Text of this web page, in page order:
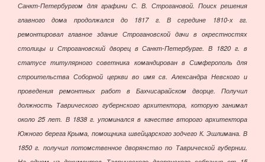
Санкт-Петербургом для графини С. В. Строгановой. Поиск решения
главного дома продолжался до 1817 г. В середине 1810-х гг.
ремонтировал главное здание Строгановской дачи в окрестностях
столицы и Строгановский дворец в Санкт-Петербурге. В 1820 г. в
статусе титулярного советника командирован в Симферополь для
строительства Соборной церкви во имя св. Александра Невского и
проведения ремонтных работ в Бахчисарайском дворце. Получил
должность Таврического губернского архитектора, которую занимал
около 25 лет. В 1838 г. упоминался в качестве второго архитектора
Южного берега Крыма, помощника швейцарского зодчего К. Эшлимана. В
1850 г. получил потомственное дворянство по Таврической губернии.